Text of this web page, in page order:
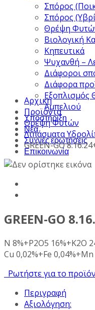
Σπόρος
Σπόρος
Θρέψη
Βιολογική
Κηπευτικά
Ψυχανθή –
Διάφοροι
Διάφορα
Αμπελιού
Υποστήριξη
Νέα
Συχνές ερωτήσεις
Επικοινωνία
Αρχική
Προϊόντα
Θρέψη Φυτών
Λιπάσματα
GREEN-GO
GREEN-GO
N 8%+P2O5 16%+K2O
Cu 0,02%+Fe
Ρωτήστε για το προϊόν
Περιγραφή
Αξιολόγηση: